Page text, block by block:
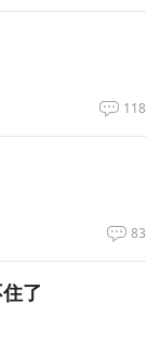
118
83
了